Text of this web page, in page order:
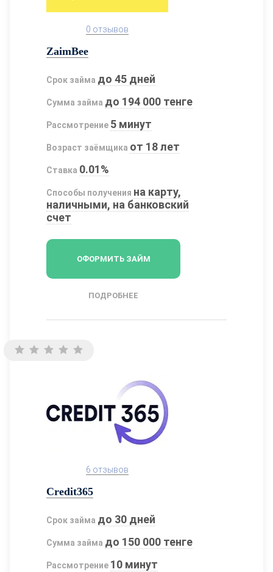
0 отзывов
ZaimBee
Срок займа до 45 дней
Сумма займа до 194 000 тенге
Рассмотрение 5 минут
Возраст заёмщика от 18 лет
Ставка 0.01%
Способы получения на карту,
наличными, на банковский
счет
ОФОРМИТЬ ЗАЙМ
ПОДРОБНЕЕ
6 отзывов
Credit365
Срок займа до 30 дней
Сумма займа до 150 000 тенге
Рассмотрение 10 минут